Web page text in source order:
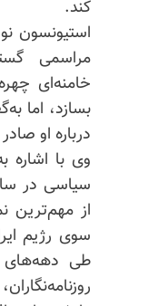
کند.
استیونسون
مراسمی
خامنه‌ای
بسازد، اما
درباره او
وی با اشاره
از مهم‌ترین
سوی رژیم
طی دهه‌های